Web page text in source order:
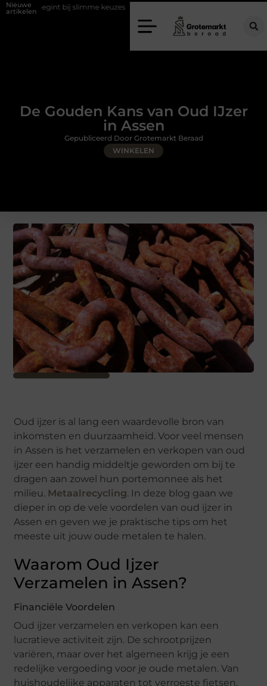
Nieuwe
artikelen
keuzes Waarom kiezen voor een rijschool in Utrecht?
De Gouden Kans van Oud IJzer
in Assen
WINKELEN
Gepubliceerd Door Grotemarkt Beraad
Oud ijzer is al lang een waardevolle bron van
inkomsten en duurzaamheid. Voor veel mensen
in Assen is het verzamelen en verkopen van oud
ijzer een handig middeltje geworden om bij te
dragen aan zowel hun portemonnee als het
milieu. Metaalrecycling. In deze blog gaan we
dieper in op de vele voordelen van oud ijzer in
Assen en geven we je praktische tips om het
meeste uit jouw oude metalen te halen.
Waarom Oud Ijzer
Verzamelen in Assen?
Financiële Voordelen
Oud ijzer verzamelen en verkopen kan een
lucratieve activiteit zijn. De schrootprijzen
variëren, maar over het algemeen krijg je een
redelijke vergoeding voor je oude metalen. Van
huishoudelijke apparaten tot verroeste fietsen,